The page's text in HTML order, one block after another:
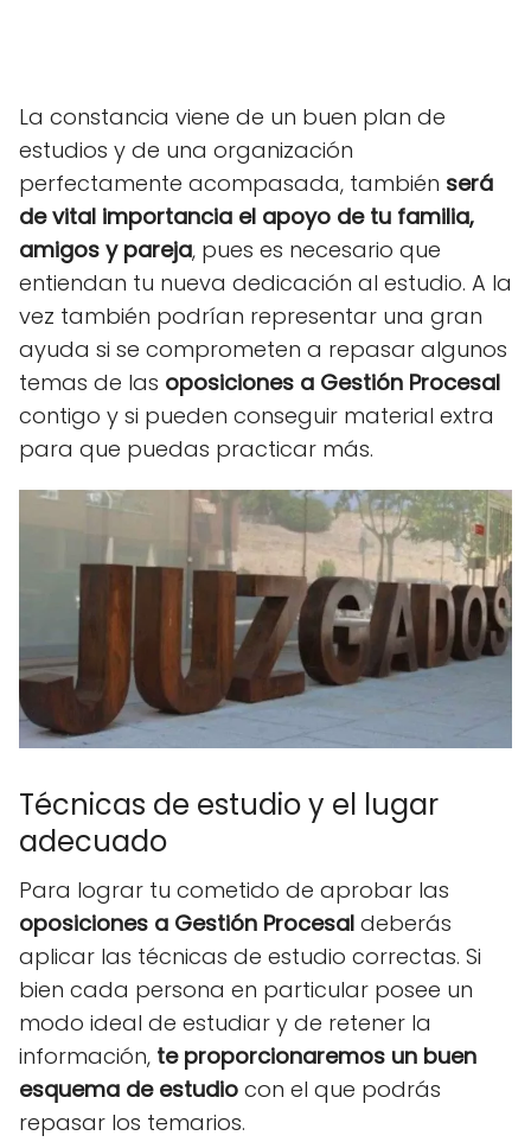
La constancia viene de un buen plan de
estudios y de una organización
perfectamente acompasada, también será
de vital importancia el apoyo de tu familia,
amigos y pareja, pues es necesario que
entiendan tu nueva dedicación al estudio. A la
vez también podrían representar una gran
ayuda si se comprometen a repasar algunos
temas de las oposiciones a Gestión Procesal
contigo y si pueden conseguir material extra
para que puedas practicar más.
Técnicas de estudio y el lugar
adecuado
Para lograr tu cometido de aprobar las
oposiciones a Gestión Procesal deberás
aplicar las técnicas de estudio correctas. Si
bien cada persona en particular posee un
modo ideal de estudiar y de retener la
información, te proporcionaremos un buen
esquema de estudio con el que podrás
repasar los temarios.